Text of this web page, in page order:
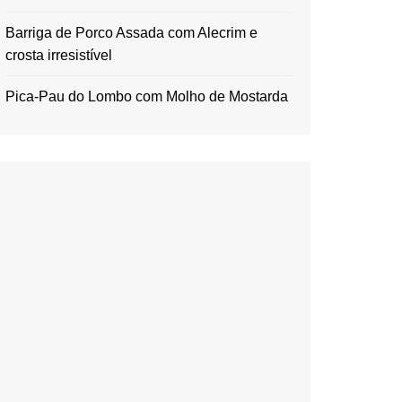
Barriga de Porco Assada com Alecrim e
crosta irresistível
Pica-Pau do Lombo com Molho de Mostarda